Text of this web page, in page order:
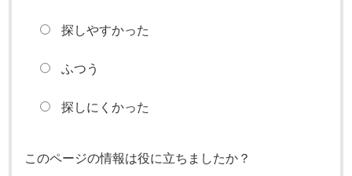
探しやすかった
ふつう
探しにくかった
このページの情報は役に立ちましたか？